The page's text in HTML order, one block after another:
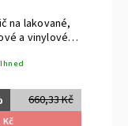
na lakované,
a vinylové
660,33 Kč
Kč